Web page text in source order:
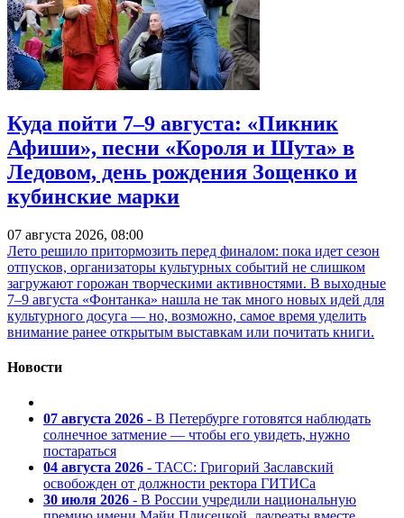
Куда пойти 7–9 августа: «Пикник
Афиши», песни «Короля и Шута» в
Ледовом, день рождения Зощенко и
кубинские марки
07 августа 2026, 08:00
Лето решило притормозить перед финалом: пока идет сезон
отпусков, организаторы культурных событий не слишком
загружают горожан творческими активностями. В выходные
7–9 августа «Фонтанка» нашла не так много новых идей для
культурного досуга — но, возможно, самое время уделить
внимание ранее открытым выставкам или почитать книги.
Новости
07 августа 2026 - В Петербурге готовятся наблюдать
солнечное затмение — чтобы его увидеть, нужно
постараться
04 августа 2026 - ТАСС: Григорий Заславский
освобожден от должности ректора ГИТИСа
30 июля 2026 - В России учредили национальную